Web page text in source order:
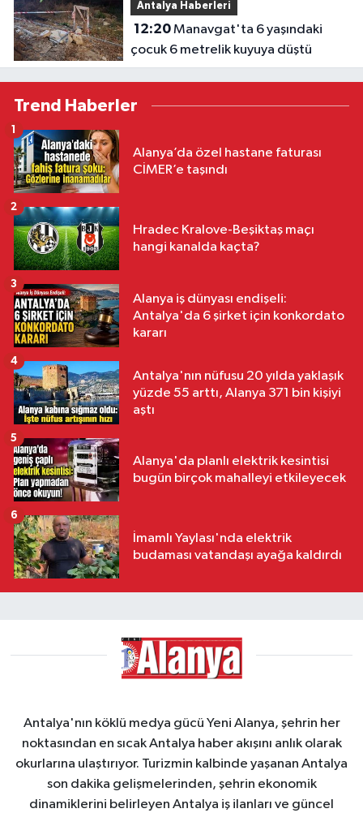
Antalya Haberleri
12:20Manavgat'ta 6 yaşındaki
çocuk 6 metrelik kuyuya düştü
Trend Haberler
Alanya’da özel hastane faturası
CİMER’e taşındı
1
Hradec Kralove-Beşiktaş maçı
hangi kanalda kaçta?
2
Alanya iş dünyası endişeli:
Antalya'da 6 şirket için konkordato
kararı
3
Antalya'nın nüfusu 20 yılda yaklaşık
yüzde 55 arttı, Alanya 371 bin kişiyi
aştı
4
Alanya'da planlı elektrik kesintisi
bugün birçok mahalleyi etkileyecek
5
İmamlı Yaylası'nda elektrik
budaması vatandaşı ayağa kaldırdı
6
Antalya'nın köklü medya gücü Yeni Alanya, şehrin her
noktasından en sıcak Antalya haber akışını anlık olarak
okurlarına ulaştırıyor. Turizmin kalbinde yaşanan Antalya
son dakika gelişmelerinden, şehrin ekonomik
dinamiklerini belirleyen Antalya iş ilanları ve güncel